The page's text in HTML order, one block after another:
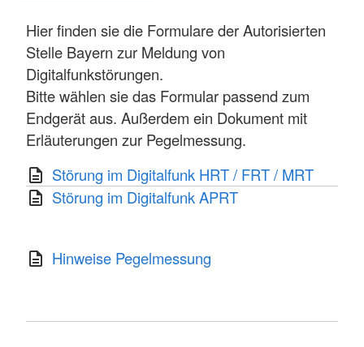
Hier finden sie die Formulare der Autorisierten
Stelle Bayern zur Meldung von
Digitalfunkstörungen.
Bitte wählen sie das Formular passend zum
Endgerät aus. Außerdem ein Dokument mit
Erläuterungen zur Pegelmessung.
Störung im Digitalfunk HRT / FRT / MRT
Störung im Digitalfunk APRT
Hinweise Pegelmessung